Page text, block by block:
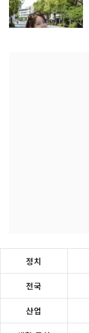
정치
전국
산업